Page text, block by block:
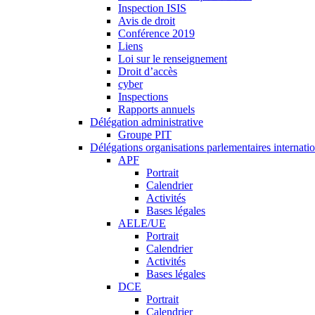
Inspection ISIS
Avis de droit
Conférence 2019
Liens
Loi sur le renseignement
Droit d’accès
cyber
Inspections
Rapports annuels
Délégation administrative
Groupe PIT
Délégations organisations parlementaires
APF
Portrait
Calendrier
Activités
Bases légales
AELE/UE
Portrait
Calendrier
Activités
Bases légales
DCE
Portrait
Calendrier